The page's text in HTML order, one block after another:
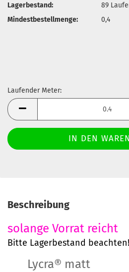
Lagerbestand: 89
Mindestbestellmenge:
0,4
Laufender Meter:
Laufender
Meter
Beschreibung
solange Vorrat reicht
Bitte Lagerbestand beachten!
Lycra® matt